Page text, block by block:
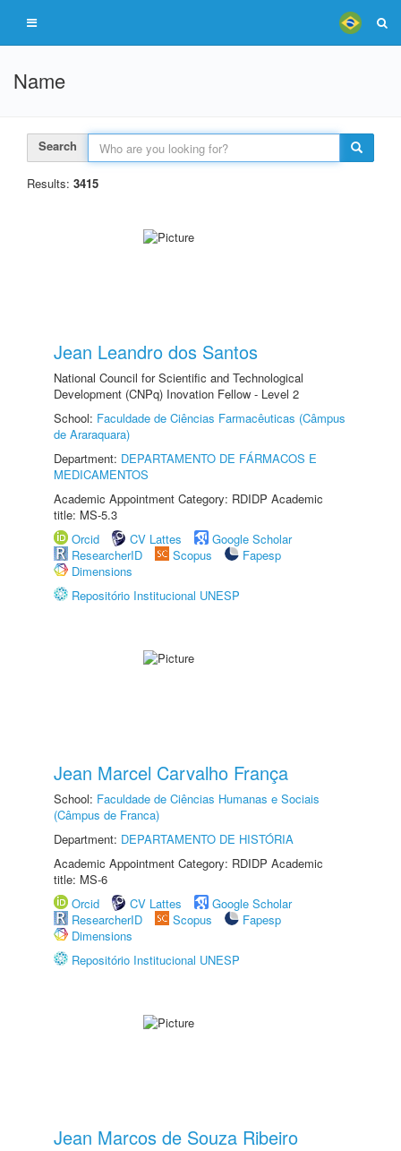
Name
Search
Results: 3415
Jean Leandro dos Santos
National Council for Scientific and Technological
Development (CNPq) Inovation Fellow - Level 2
School: Faculdade de Ciências Farmacêuticas (Câmpus
de Araraquara)
Department: DEPARTAMENTO DE FÁRMACOS E
MEDICAMENTOS
Academic Appointment Category: RDIDP Academic
title: MS-5.3
Orcid
CV Lattes
Google Scholar
ResearcherID
Scopus
Fapesp
Dimensions
Repositório Institucional UNESP
Jean Marcel Carvalho França
School: Faculdade de Ciências Humanas e Sociais
(Câmpus de Franca)
Department: DEPARTAMENTO DE HISTÓRIA
Academic Appointment Category: RDIDP Academic
title: MS-6
Orcid
CV Lattes
Google Scholar
ResearcherID
Scopus
Fapesp
Dimensions
Repositório Institucional UNESP
Jean Marcos de Souza Ribeiro